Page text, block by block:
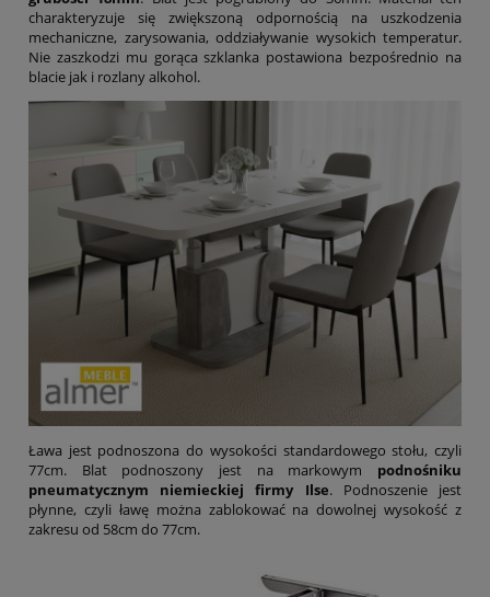
charakteryzuje się zwiększoną odpornością na uszkodzenia
mechaniczne, zarysowania, oddziaływanie wysokich temperatur.
Nie zaszkodzi mu gorąca szklanka postawiona bezpośrednio na
blacie jak i rozlany alkohol.
Ława jest podnoszona do wysokości standardowego stołu, czyli
77cm. Blat podnoszony jest na markowym podnośniku
pneumatycznym niemieckiej firmy Ilse. Podnoszenie jest
płynne, czyli ławę można zablokować na dowolnej wysokość z
zakresu od 58cm do 77cm.